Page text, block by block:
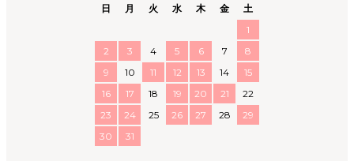
日
月 火 水 木 金
土
1
2
3 4 5 6 7
8
9
10 11 12 13 14
15
16
17 18 19 20 21
22
23
24 25 26 27 28
29
30
31